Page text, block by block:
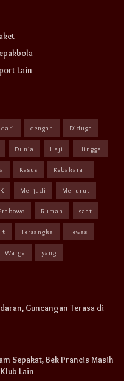
Lain
dari dengan Diduga
Dunia Haji Hingga
Kasus Kebakaran
Menjadi Menurut
Rumah saat
Tersangka Tewas
Warga yang
Guncangan Terasa di
Sepakat, Bek Prancis Masih
Lain